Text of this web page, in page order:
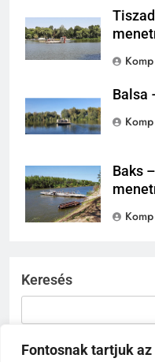
Fontosnak tartjuk
Balsa
Baks
Keresés